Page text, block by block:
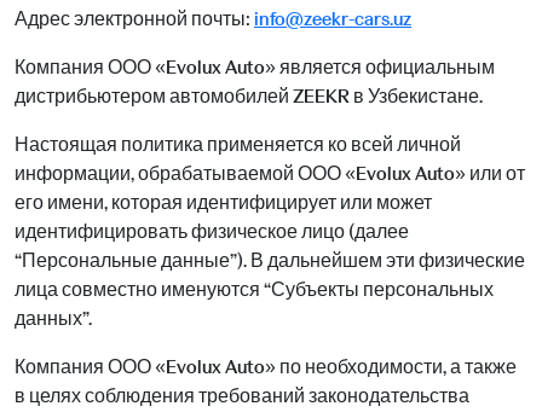
Адрес электронной почты: info@zeekr-cars.uz
Компания ООО «Evolux Auto» является официальным
дистрибьютером автомобилей ZEEKR в Узбекистане.
Настоящая политика применяется ко всей личной
информации, обрабатываемой ООО «Evolux Auto» или от
его имени, которая идентифицирует или может
идентифицировать физическое лицо (далее
“Персональные данные”). В дальнейшем эти физические
лица совместно именуются “Субъекты персональных
данных”.
Компания ООО «Evolux Auto» по необходимости, а также
в целях соблюдения требований законодательства